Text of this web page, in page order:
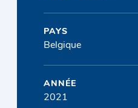
PAYS
Belgique
ANNÉE
2021